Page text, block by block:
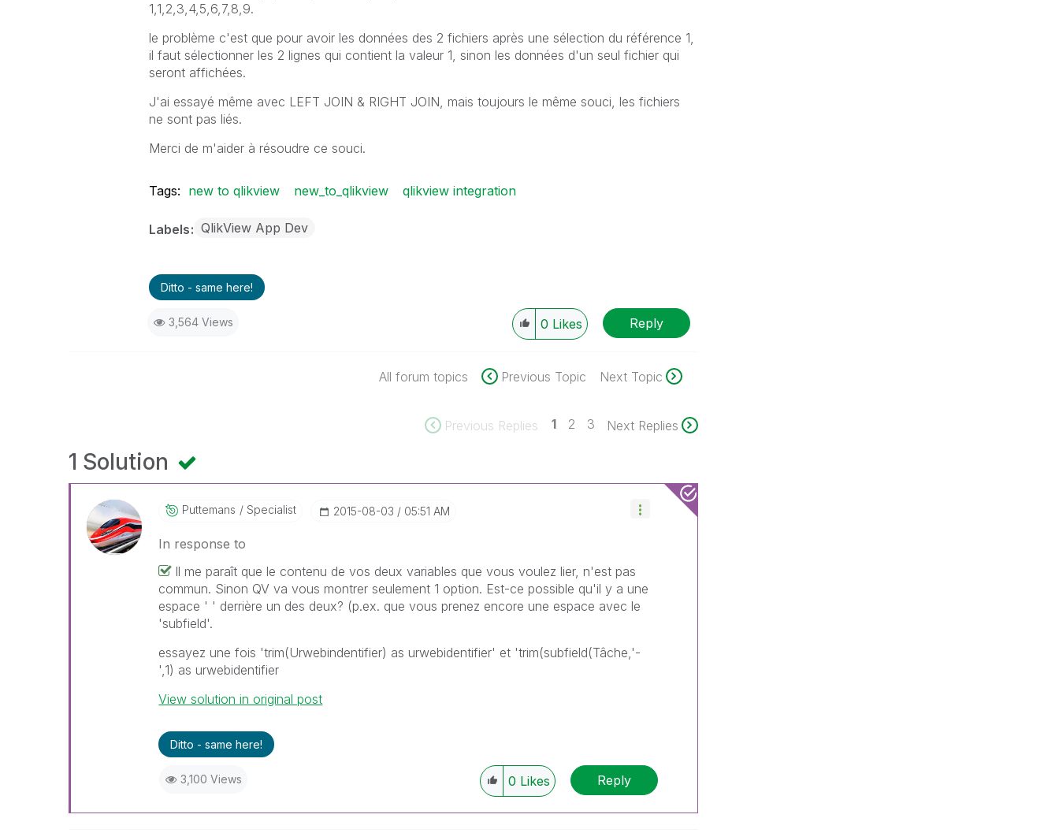
1,1,2,3,4,5,6,7,8,9.
le problème c'est que pour avoir les données des 2 fichiers après une sélection du référence 1,
il faut sélectionner les 2 lignes qui contient la valeur 1, sinon les données d'un seul fichier qui
seront affichées.
J'ai essayé même avec LEFT JOIN & RIGHT JOIN, mais toujours le même souci, les fichiers
ne sont pas liés.
Merci de m'aider à résoudre ce souci.
Tags: new to qlikview new_to_qlikview qlikview integration
Labels QlikView App Dev
Ditto - same here!
3,564 Views 0 Likes Reply
All forum topics Previous Topic Next Topic
Previous Replies 1 2 3 Next Replies
1 Solution
Puttemans Specialist ‎2015-08-03 05:51 AM
In response to
Il me paraît que le contenu de vos deux variables que vous voulez lier, n'est pas
commun. Sinon QV va vous montrer seulement 1 option. Est-ce possible qu'il y a une
espace ' ' derrière un des deux? (p.ex. que vous prenez encore une espace avec le
'subfield'.
essayez une fois 'trim(Urwebindentifier) as urwebidentifier' et 'trim(subfield(Tâche,'-
',1) as urwebidentifier
View solution in original post
Ditto - same here!
3,100 Views 0 Likes Reply